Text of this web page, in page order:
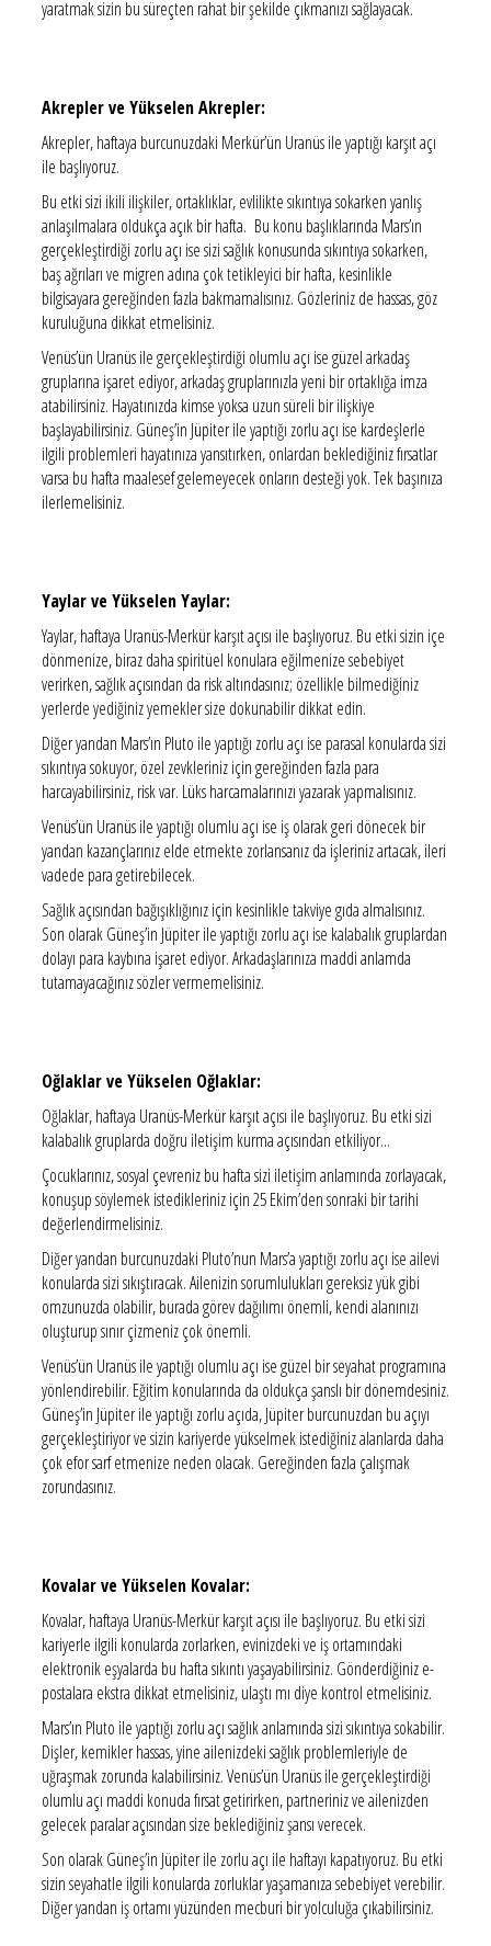
yaratmak sizin bu süreçten rahat bir şekilde çıkmanızı sağlayacak.
Akrepler ve Yükselen Akrepler:
Akrepler, haftaya burcunuzdaki Merkür’ün Uranüs ile yaptığı karşıt açı
ile başlıyoruz.
Bu etki sizi ikili ilişkiler, ortaklıklar, evlilikte sıkıntıya sokarken yanlış
anlaşılmalara oldukça açık bir hafta. Bu konu başlıklarında Mars’ın
gerçekleştirdiği zorlu açı ise sizi sağlık konusunda sıkıntıya sokarken,
baş ağrıları ve migren adına çok tetikleyici bir hafta, kesinlikle
bilgisayara gereğinden fazla bakmamalısınız. Gözleriniz de hassas, göz
kuruluğuna dikkat etmelisiniz.
Venüs’ün Uranüs ile gerçekleştirdiği olumlu açı ise güzel arkadaş
gruplarına işaret ediyor, arkadaş gruplarınızla yeni bir ortaklığa imza
atabilirsiniz. Hayatınızda kimse yoksa uzun süreli bir ilişkiye
başlayabilirsiniz. Güneş’in Jüpiter ile yaptığı zorlu açı ise kardeşlerle
ilgili problemleri hayatınıza yansıtırken, onlardan beklediğiniz fırsatlar
varsa bu hafta maalesef gelemeyecek onların desteği yok. Tek başınıza
ilerlemelisiniz.
Yaylar ve Yükselen Yaylar:
Yaylar, haftaya Uranüs-Merkür karşıt açısı ile başlıyoruz. Bu etki sizin içe
dönmenize, biraz daha spiritüel konulara eğilmenize sebebiyet
verirken, sağlık açısından da risk altındasınız; özellikle bilmediğiniz
yerlerde yediğiniz yemekler size dokunabilir dikkat edin.
Diğer yandan Mars’ın Pluto ile yaptığı zorlu açı ise parasal konularda sizi
sıkıntıya sokuyor, özel zevkleriniz için gereğinden fazla para
harcayabilirsiniz, risk var. Lüks harcamalarınızı yazarak yapmalısınız.
Venüs’ün Uranüs ile yaptığı olumlu açı ise iş olarak geri dönecek bir
yandan kazançlarınız elde etmekte zorlansanız da işleriniz artacak, ileri
vadede para getirebilecek.
Sağlık açısından bağışıklığınız için kesinlikle takviye gıda almalısınız.
Son olarak Güneş’in Jüpiter ile yaptığı zorlu açı ise kalabalık gruplardan
dolayı para kaybına işaret ediyor. Arkadaşlarınıza maddi anlamda
tutamayacağınız sözler vermemelisiniz.
Oğlaklar ve Yükselen Oğlaklar:
Oğlaklar, haftaya Uranüs-Merkür karşıt açısı ile başlıyoruz. Bu etki sizi
kalabalık gruplarda doğru iletişim kurma açısından etkiliyor...
Çocuklarınız, sosyal çevreniz bu hafta sizi iletişim anlamında zorlayacak,
konuşup söylemek istedikleriniz için 25 Ekim’den sonraki bir tarihi
değerlendirmelisiniz.
Diğer yandan burcunuzdaki Pluto’nun Mars’a yaptığı zorlu açı ise ailevi
konularda sizi sıkıştıracak. Ailenizin sorumlulukları gereksiz yük gibi
omzunuzda olabilir, burada görev dağılımı önemli, kendi alanınızı
oluşturup sınır çizmeniz çok önemli.
Venüs’ün Uranüs ile yaptığı olumlu açı ise güzel bir seyahat programına
yönlendirebilir. Eğitim konularında da oldukça şanslı bir dönemdesiniz.
Güneş’in Jüpiter ile yaptığı zorlu açıda, Jüpiter burcunuzdan bu açıyı
gerçekleştiriyor ve sizin kariyerde yükselmek istediğiniz alanlarda daha
çok efor sarf etmenize neden olacak. Gereğinden fazla çalışmak
zorundasınız.
Kovalar ve Yükselen Kovalar:
Kovalar, haftaya Uranüs-Merkür karşıt açısı ile başlıyoruz. Bu etki sizi
kariyerle ilgili konularda zorlarken, evinizdeki ve iş ortamındaki
elektronik eşyalarda bu hafta sıkıntı yaşayabilirsiniz. Gönderdiğiniz e-
postalara ekstra dikkat etmelisiniz, ulaştı mı diye kontrol etmelisiniz.
Mars’ın Pluto ile yaptığı zorlu açı sağlık anlamında sizi sıkıntıya sokabilir.
Dişler, kemikler hassas, yine ailenizdeki sağlık problemleriyle de
uğraşmak zorunda kalabilirsiniz. Venüs’ün Uranüs ile gerçekleştirdiği
olumlu açı maddi konuda fırsat getirirken, partneriniz ve ailenizden
gelecek paralar açısından size beklediğiniz şansı verecek.
Son olarak Güneş’in Jüpiter ile zorlu açı ile haftayı kapatıyoruz. Bu etki
sizin seyahatle ilgili konularda zorluklar yaşamanıza sebebiyet verebilir.
Diğer yandan iş ortamı yüzünden mecburi bir yolculuğa çıkabilirsiniz.